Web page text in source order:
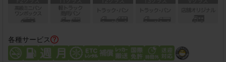
各種サービス